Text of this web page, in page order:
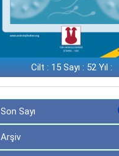
Cilt : 15 Sayı : 52 Yıl :
Son Sayı
Arşiv